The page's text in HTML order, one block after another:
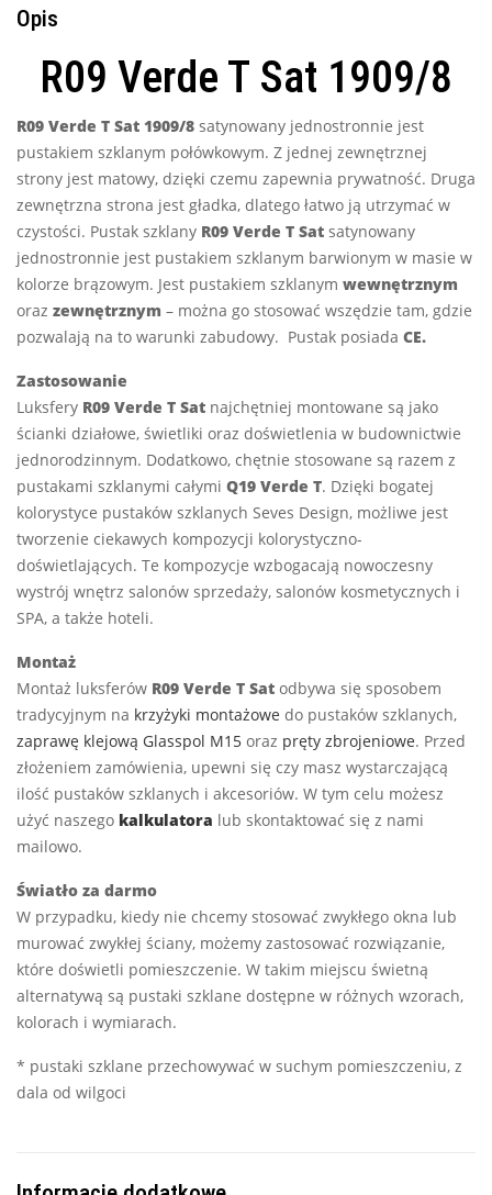
Opis
R09 Verde T Sat 1909/8
R09 Verde T Sat 1909/8 satynowany jednostronnie jest
pustakiem szklanym połówkowym. Z jednej zewnętrznej
strony jest matowy, dzięki czemu zapewnia prywatność. Druga
zewnętrzna strona jest gładka, dlatego łatwo ją utrzymać w
czystości. Pustak szklany R09 Verde T Sat satynowany
jednostronnie jest pustakiem szklanym barwionym w masie w
kolorze brązowym. Jest pustakiem szklanym wewnętrznym
oraz zewnętrznym – można go stosować wszędzie tam, gdzie
pozwalają na to warunki zabudowy. Pustak posiada CE.
Zastosowanie
Luksfery R09 Verde T Sat najchętniej montowane są jako
ścianki działowe, świetliki oraz doświetlenia w budownictwie
jednorodzinnym. Dodatkowo, chętnie stosowane są razem z
pustakami szklanymi całymi Q19 Verde T. Dzięki bogatej
kolorystyce pustaków szklanych Seves Design, możliwe jest
tworzenie ciekawych kompozycji kolorystyczno-
doświetlających. Te kompozycje wzbogacają nowoczesny
wystrój wnętrz salonów sprzedaży, salonów kosmetycznych i
SPA, a także hoteli.
Montaż
Montaż luksferów R09 Verde T Sat odbywa się sposobem
tradycyjnym na krzyżyki montażowe do pustaków szklanych,
zaprawę klejową Glasspol M15 oraz pręty zbrojeniowe. Przed
złożeniem zamówienia, upewni się czy masz wystarczającą
ilość pustaków szklanych i akcesoriów. W tym celu możesz
użyć naszego kalkulatora lub skontaktować się z nami
mailowo.
Światło za darmo
W przypadku, kiedy nie chcemy stosować zwykłego okna lub
murować zwykłej ściany, możemy zastosować rozwiązanie,
które doświetli pomieszczenie. W takim miejscu świetną
alternatywą są pustaki szklane dostępne w różnych wzorach,
kolorach i wymiarach.
* pustaki szklane przechowywać w suchym pomieszczeniu, z
dala od wilgoci